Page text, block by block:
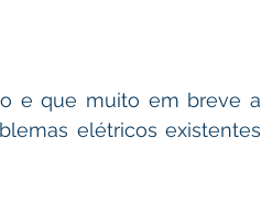
e que muito em breve a
elétricos existentes